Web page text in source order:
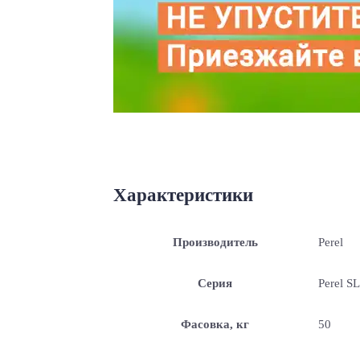
Характеристики
Производитель Perel
Серия Perel SL
Фасовка, кг 50